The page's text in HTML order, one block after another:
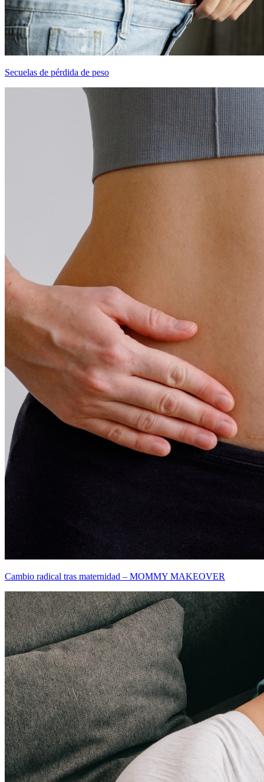
Secuelas de pérdida de peso
Cambio radical tras maternidad – MOMMY MAKEOVER